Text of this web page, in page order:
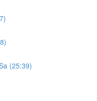
(25:39)